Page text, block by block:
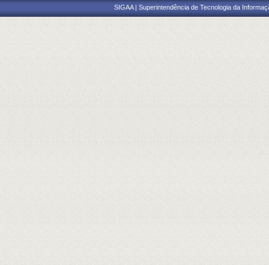
SIGAA | Superintendência de Tecnologia da